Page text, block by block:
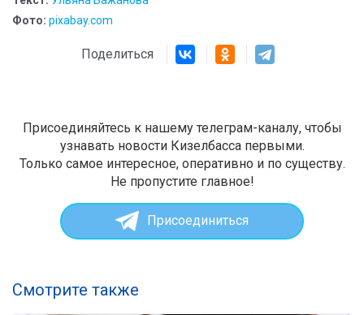
Фото: pixabay.com
Поделиться
Присоединяйтесь к нашему телеграм-каналу, чтобы
узнавать новости Кизелбасса первыми.
Только самое интересное, оперативно и по существу.
Не пропустите главное!
Присоединиться
Смотрите также